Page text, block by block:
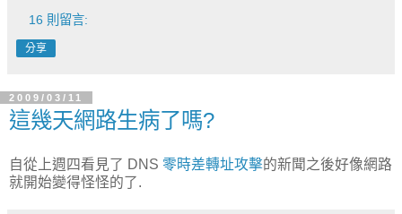
16 則留言:
分享
2009/03/11
這幾天網路生病了嗎?
自從上週四看見了 DNS 零時差轉址攻擊的新聞之後好像網路
就開始變得怪怪的了.